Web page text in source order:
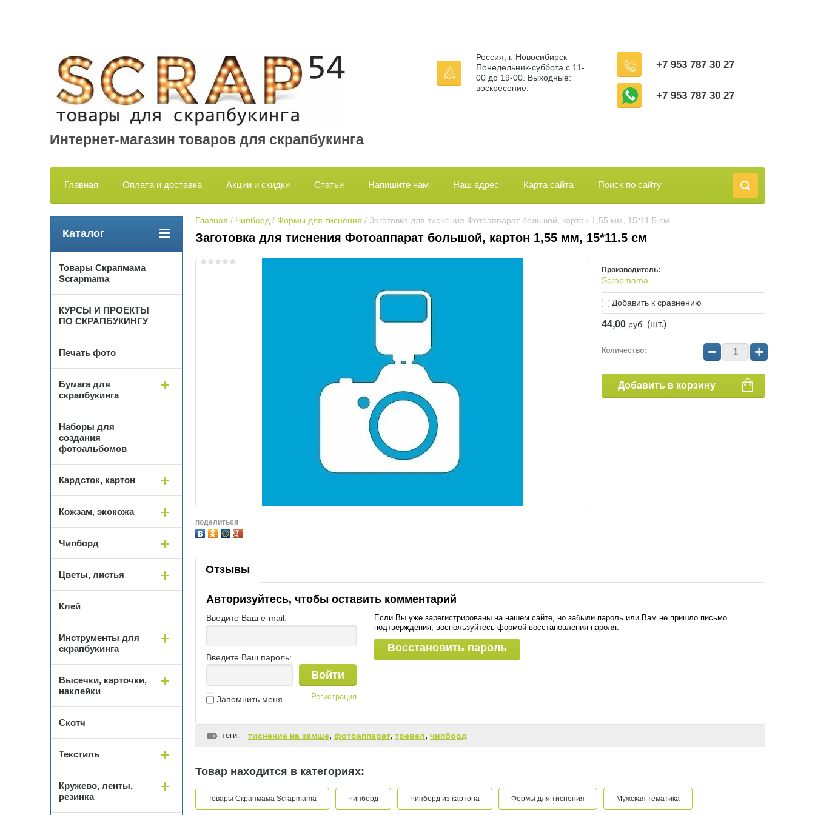
Интернет-магазин товаров для скрапбукинга
+7 953 787 30 27
+7 953 787 30 27
Россия, г. Новосибирск
Понедельник-суббота с 11-
00 до 19-00. Выходные:
воскресение.
Главная Оплата и доставка Акции и скидки Статьи Напишите нам Наш адрес Карта сайта Поиск по сайту
Главная / Чипборд / Формы для тиснения / Заготовка для тиснения Фотоаппарат большой, картон 1,55 мм, 15*11.5 см
Заготовка для тиснения Фотоаппарат большой, картон 1,55 мм, 15*11.5 см
поделиться
Производитель:
Scrapmama
Добавить к сравнению
44,00 руб. (шт.)
Количество: − +
Добавить в корзину
Отзывы
Авторизуйтесь, чтобы оставить комментарий
Введите Ваш e-mail:
Введите Ваш пароль:
Войти
Запомнить меня Регистрация
Если Вы уже зарегистрированы на нашем сайте, но забыли пароль или Вам не пришло письмо
подтверждения, воспользуйтесь формой восстановления пароля.
Восстановить пароль
теги: тиснение на замше, фотоаппарат, тревел, чипборд
Товар находится в категориях:
Товары Скрапмама Scrapmama Чипборд Чипборд из картона Формы для тиснения Мужская тематика
Каталог
Товары Скрапмама
Scrapmama
КУРСЫ И ПРОЕКТЫ
ПО СКРАПБУКИНГУ
Печать фото
Бумага для
скрапбукинга
Наборы для
создания
фотоальбомов
Кардсток, картон
Кожзам, экокожа
Чипборд
Цветы, листья
Клей
Инструменты для
скрапбукинга
Высечки, карточки,
наклейки
Скотч
Текстиль
Кружево, ленты,
резинка